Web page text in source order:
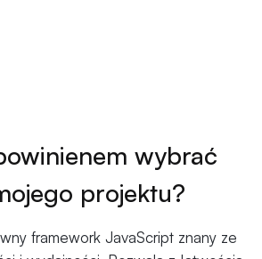
wybrać
projektu?
framework JavaScript znany ze